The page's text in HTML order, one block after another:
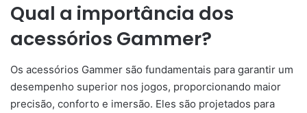
Qual a importância dos
acessórios Gammer?
Os acessórios Gammer são fundamentais para garantir um
desempenho superior nos jogos, proporcionando maior
precisão, conforto e imersão. Eles são projetados para